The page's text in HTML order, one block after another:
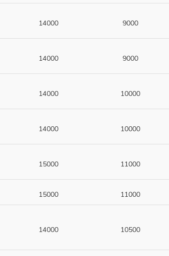
14000 9000
14000 9000
14000 10000
14000 10000
15000 11000
15000 11000
14000 10500